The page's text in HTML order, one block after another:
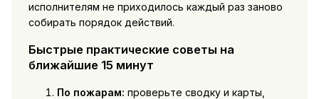
исполнителям не приходилось каждый раз заново
собирать порядок действий.
Быстрые практические советы на
ближайшие 15 минут
По пожарам: проверьте сводку и карты,